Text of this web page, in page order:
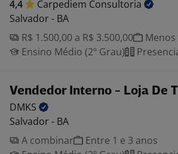
4,4 Carpediem Consultoria
Salvador - BA
R$ 1.500,00 a R$ 3.500,00
Ensino Médio (2º Grau)
Vendedor Interno - Loja De
DMKS
Salvador - BA
A combinar
Entre 1 e 3 anos